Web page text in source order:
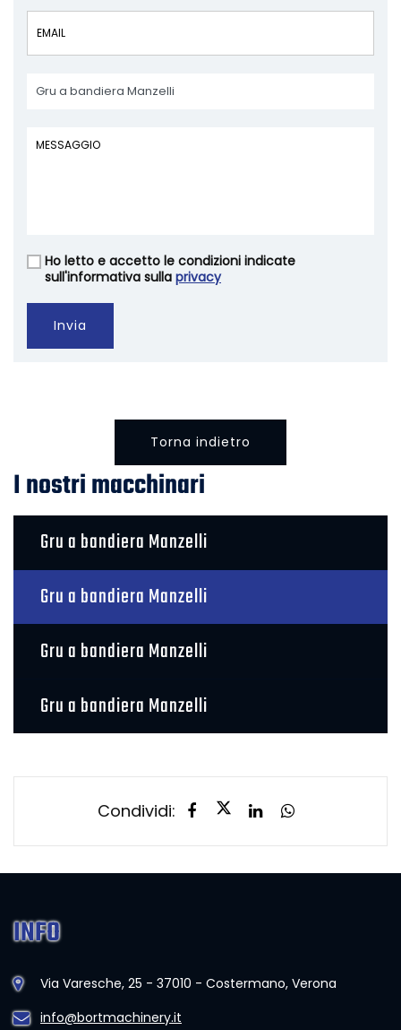
VuotoHo letto e accetto le condizioni indicate
sull'informativa sulla privacy
Invia
Torna indietro
I nostri macchinari
Gru a bandiera Manzelli
Gru a bandiera Manzelli
Gru a bandiera Manzelli
Gru a bandiera Manzelli
Condividi:
INFO
Via Varesche, 25 - 37010 - Costermano, Verona
info@bortmachinery.it